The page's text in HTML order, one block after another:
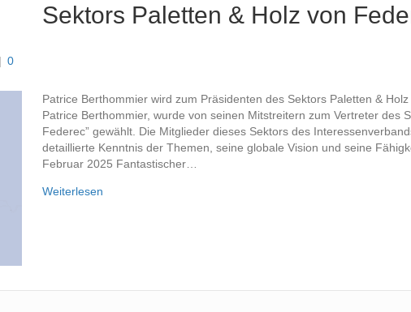
Sektors Paletten & Holz von
| 0
Patrice Berthommier wird zum Präsidenten des Sektors Paletten &
Patrice Berthommier, wurde von seinen Mitstreitern zum Vertreter des
Federec” gewählt. Die Mitglieder dieses Sektors des
detaillierte Kenntnis der Themen, seine globale Vision und seine
Februar 2025 Fantastischer…
Weiterlesen